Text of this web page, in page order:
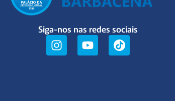
Siga-nos nas redes sociais